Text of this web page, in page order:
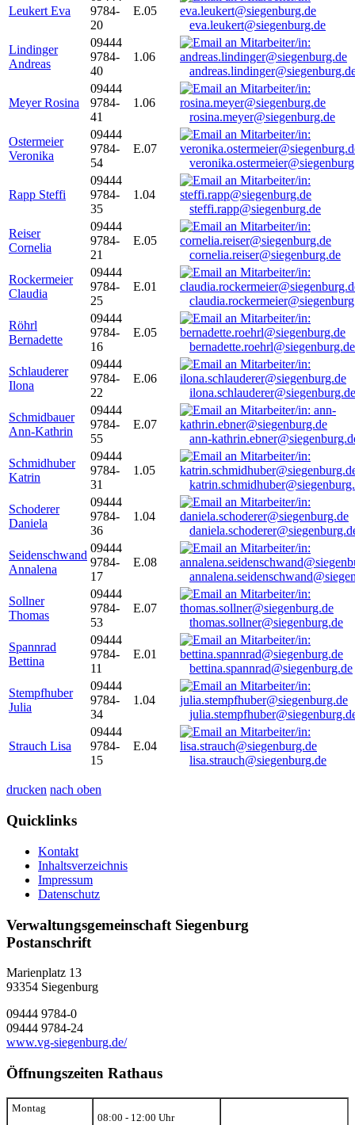
Leukert Eva
9784-
20
E.05
eva.leukert@siegenburg.de
Lindinger
Andreas
09444
9784-
40
1.06
Meyer Rosina
09444
9784-
41
1.06
rosina.meyer@siegenburg.de
Ostermeier
Veronika
09444
9784-
54
E.07
Rapp Steffi
09444
9784-
35
1.04
steffi.rapp@siegenburg.de
Reiser
Cornelia
09444
9784-
21
E.05
cornelia.reiser@siegenburg.de
Rockermeier
Claudia
09444
9784-
25
E.01
Röhrl
Bernadette
09444
9784-
16
E.05
bernadette.roehrl@siegenburg.de
Schlauderer
Ilona
09444
9784-
22
E.06
ilona.schlauderer@siegenburg.de
Schmidbauer
Ann-Kathrin
09444
9784-
55
E.07
ann-
Schmidhuber
Katrin
09444
9784-
31
1.05
Schoderer
Daniela
09444
9784-
36
1.04
Seidenschwand
Annalena
09444
9784-
17
E.08
Sollner
Thomas
09444
9784-
53
E.07
thomas.sollner@siegenburg.de
Spannrad
Bettina
09444
9784-
11
E.01
bettina.spannrad@siegenburg.de
Stempfhuber
Julia
09444
9784-
34
1.04
Strauch Lisa
09444
9784-
15
E.04
lisa.strauch@siegenburg.de
drucken nach oben
Quicklinks
Kontakt
Inhaltsverzeichnis
Impressum
Datenschutz
Verwaltungsgemeinschaft Siegenburg
Postanschrift
Marienplatz 13
93354 Siegenburg
09444 9784-0
09444 9784-24
www.vg-siegenburg.de/
Öffnungszeiten Rathaus
Montag
08:00 - 12:00 Uhr